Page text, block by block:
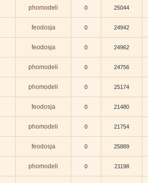
phomodeli 0 25044
feodosja 0 24942
feodosja 0 24962
phomodeli 0 24756
phomodeli 0 25174
feodosja 0 21480
phomodeli 0 21754
feodosja 0 25889
phomodeli 0 21198